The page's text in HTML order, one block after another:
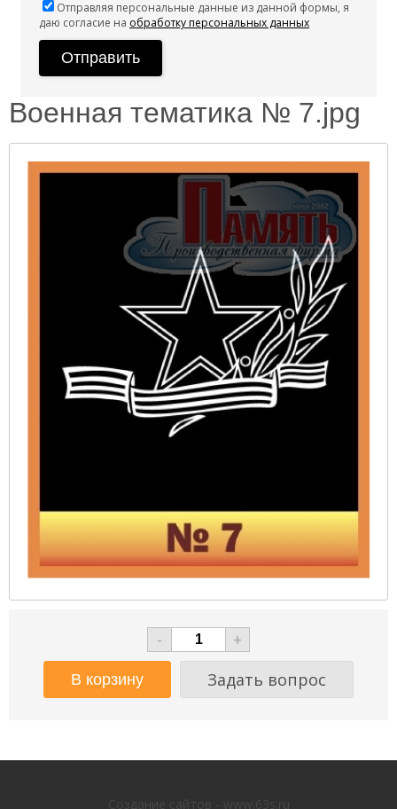
Отправляя персональные данные из данной формы, я
даю согласие на обработку персональных данных
Военная тематика № 7.jpg
-
+
Задать вопрос
Создание сайтов - www.63s.ru